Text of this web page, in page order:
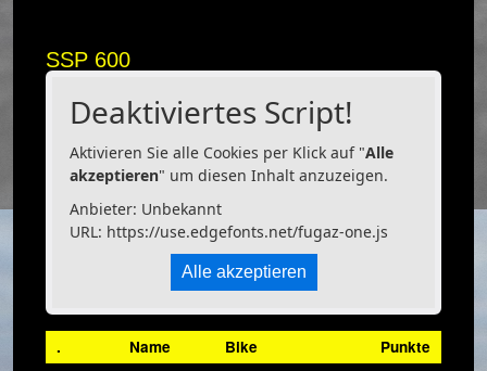
SSP 600
Deaktiviertes Script!
Aktivieren Sie alle Cookies per Klick auf "Alle
akzeptieren" um diesen Inhalt anzuzeigen.
Anbieter: Unbekannt
URL: https://use.edgefonts.net/fugaz-one.js
Alle akzeptieren
. Name Bike Punkte